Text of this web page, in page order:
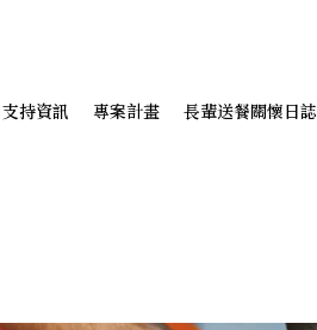
支持資訊 專案計畫 長輩送餐關懷日誌